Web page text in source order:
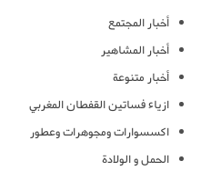
أخبار المجتمع
أخبار المشاهير
أخبار متنوعة
ازياء فساتين القفطان المغربي
اكسسوارات ومجوهرات وعطور
الحمل و الولادة